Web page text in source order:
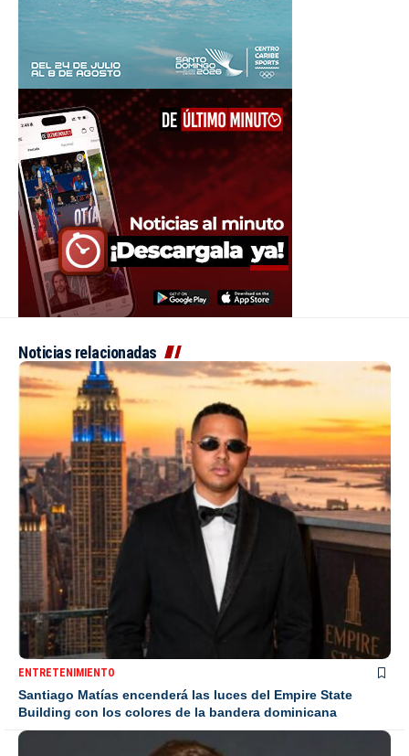
Noticias relacionadas
ENTRETENIMIENTO
Santiago Matías encenderá las luces del Empire State
Building con los colores de la bandera dominicana